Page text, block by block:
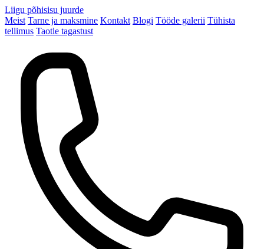
Liigu põhisisu juurde
Meist Tarne ja maksmine Kontakt Blogi Tööde galerii Tühista
tellimus Taotle tagastust